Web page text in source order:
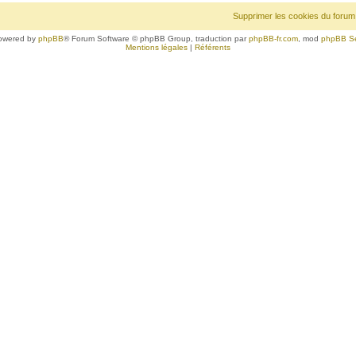
Supprimer les cookies du forum
by phpBB® Forum Software © phpBB Group, traduction parphpBB-fr.com , mod phpBB
Mentions légales | Référents